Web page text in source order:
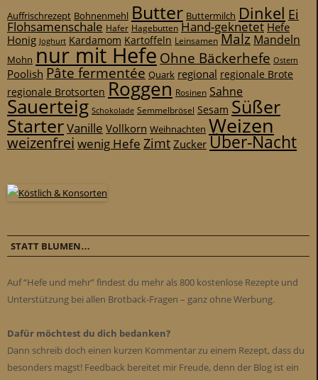
Auffrischrezept Bohnenmehl Butter Buttermilch Dinkel Ei
Flohsamenschale Hafer Hagebutten Hand-geknetet Hefe
Honig Joghurt Kardamom Kartoffeln Leinsamen Malz Mandeln
Mohn nur mit Hefe Ohne Bäckerhefe Ostern
Poolish Pâte fermentée Quark regional regionale Brote
regionale Brotsorten Roggen Rosinen Sahne
Sauerteig Schokolade Semmelbrösel Sesam Süßer
StarterVanille Vollkorn Weihnachten Weizen
weizenfrei wenig Hefe ZimtZuckerÜber-Nacht
STATT BLUMEN…
Auf “Hefe und mehr” findest du mehr als 800 kostenlose Rezepte und
Unterstützung bei allen Brotback-Fragen – ganz ohne Werbung.
Dafür möchtest du dich bedanken?
Dann schreib doch einen kurzen Kommentar zu einem Rezept, dass du
besonders magst! Feedback bereitet mir Freude, denn der Blog ist ein